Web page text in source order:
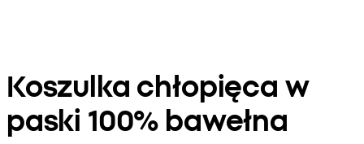
Koszulka chłopięca w
paski 100% bawełna